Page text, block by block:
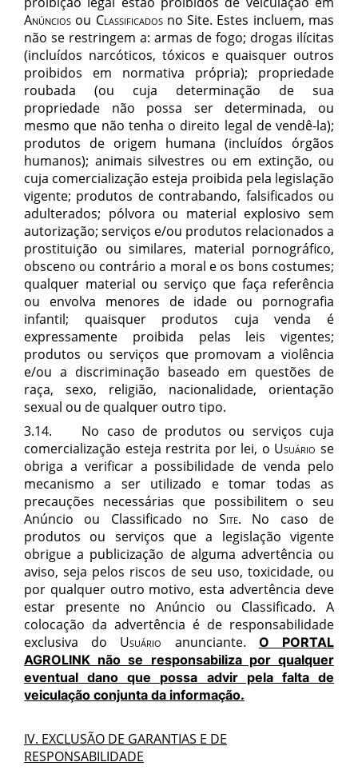
Anúncios ou Classificadosno Site. Estes incluem, mas
não se restringem a: armas de fogo; drogas ilícitas
(incluídos narcóticos, tóxicos e quaisquer outros
proibidos em normativa própria); propriedade
roubada (ou cuja determinação de sua
propriedade não possa ser determinada, ou
mesmo que não tenha o direito legal de vendê-la);
produtos de origem humana (incluídos órgãos
humanos); animais silvestres ou em extinção, ou
cuja comercialização esteja proibida pela legislação
vigente; produtos de contrabando, falsificados ou
adulterados; pólvora ou material explosivo sem
autorização; serviços e/ou produtos relacionados a
prostituição ou similares, material pornográfico,
obsceno ou contrário a moral e os bons costumes;
qualquer material ou serviço que faça referência
ou envolva menores de idade ou pornografia
infantil; quaisquer produtos cuja venda é
expressamente proibida pelas leis vigentes;
produtos ou serviços que promovam a violência
e/ou a discriminação baseado em questões de
raça, sexo, religião, nacionalidade, orientação
sexual ou de qualquer outro tipo.
3.14. No caso de produtos ou serviços cuja
comercialização esteja restrita por lei, o Usuário se
obriga a verificar a possibilidade de venda pelo
mecanismo a ser utilizado e tomar todas as
precauções necessárias que possibilitem o seu
Anúncio ou Classificado noSite. No caso de
produtos ou serviços que a legislação vigente
obrigue a publicização de alguma advertência ou
aviso, seja pelos riscos de seu uso, toxicidade, ou
por qualquer outro motivo, esta advertência deve
estar presente no Anúncio ou Classificado. A
colocação da advertência é de responsabilidade
exclusiva do Usuário anunciante. O PORTAL
AGROLINK não se responsabiliza por qualquer
eventual dano que possa advir pela falta de
veiculação conjunta da informação.
IV. EXCLUSÃO DE GARANTIAS E DE
RESPONSABILIDADE